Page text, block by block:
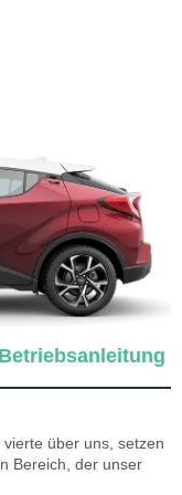
über uns, setzen
Bereich, der unser